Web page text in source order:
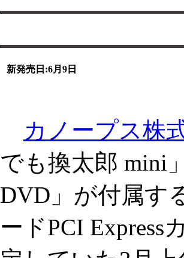
新発売日:6月9日
カノープス株
でも換太郎 mini
DVD」が付属す
ードPCI